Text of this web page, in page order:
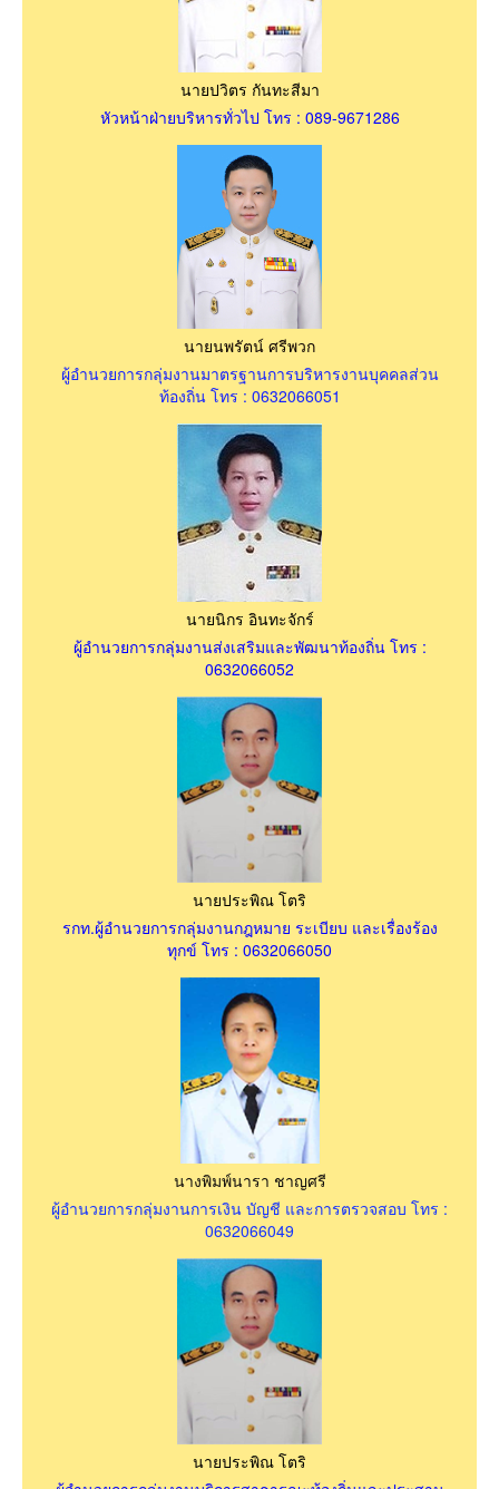
นายปวิตร กันทะสีมา
หัวหน้าฝ่ายบริหารทั่วไป โทร : 089-9671286
นายนพรัตน์ ศรีพวก
ผู้อำนวยการกลุ่มงานมาตรฐานการบริหารงานบุคคลส่วน
ท้องถิ่น โทร : 0632066051
นายนิกร อินทะจักร์
ผู้อำนวยการกลุ่มงานส่งเสริมและพัฒนาท้องถิ่น โทร :
0632066052
นายประพิณ โตริ
รกท.ผู้อำนวยการกลุ่มงานกฎหมาย ระเบียบ และเรื่องร้อง
ทุกข์ โทร : 0632066050
นางพิมพ์นารา ชาญศรี
ผู้อำนวยการกลุ่มงานการเงิน บัญชี และการตรวจสอบ โทร :
0632066049
นายประพิณ โตริ